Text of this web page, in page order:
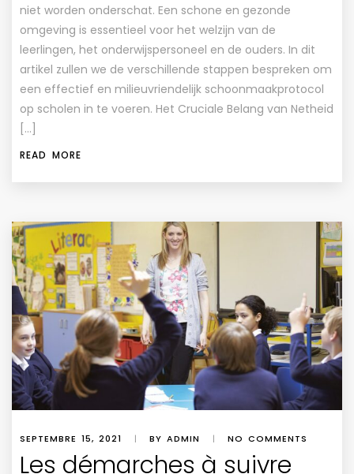
niet worden onderschat. Een schone en gezonde
omgeving is essentieel voor het welzijn van de
leerlingen, het onderwijspersoneel en de ouders. In dit
artikel zullen we de verschillende stappen bespreken om
een effectief en milieuvriendelijk schoonmaakprotocol
op scholen in te voeren. Het Cruciale Belang van Netheid
[…]
READ MORE
SEPTEMBRE 15, 2021 | BY ADMIN | NO COMMENTS
Les démarches à suivre